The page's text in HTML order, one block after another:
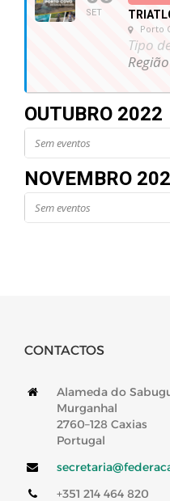
SET
Porto
Tipo
OUTUBRO 2022
Sem eventos
NOVEMBRO
Sem eventos
CONTACTOS
Alameda do
Murganhal
2760–128 Caxias
Portugal
+351 214 464 820